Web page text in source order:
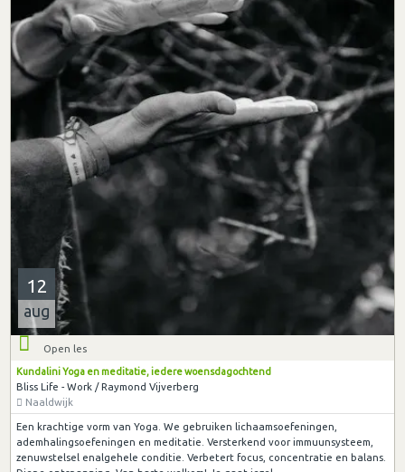
12
aug
Open les
Kundalini Yoga en meditatie, iedere woensdagochtend
Bliss Life - Work / Raymond Vijverberg
Naaldwijk
Een krachtige vorm van Yoga. We gebruiken lichaamsoefeningen,
ademhalingsoefeningen en meditatie. Versterkend voor immuunsysteem,
zenuwstelsel enalgehele conditie. Verbetert focus, concentratie en balans.